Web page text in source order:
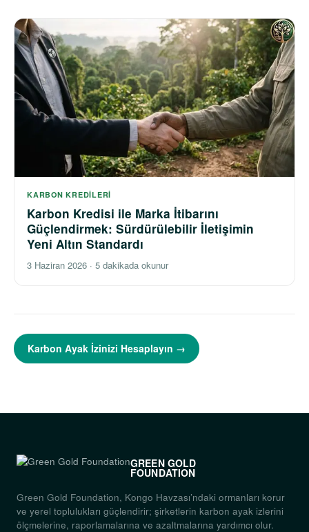
KARBON KREDILERI
Karbon Kredisi ile Marka İtibarını
Güçlendirmek: Sürdürülebilir İletişimin
Yeni Altın Standardı
3 Haziran 2026 · 5 dakikada okunur
Karbon Ayak İzinizi Hesaplayın →
GREEN GOLD
FOUNDATION
Green Gold Foundation, Kongo Havzası’ndaki ormanları korur
ve yerel toplulukları güçlendirir; şirketlerin karbon ayak izlerini
ölçmelerine, raporlamalarına ve azaltmalarına yardımcı olur.